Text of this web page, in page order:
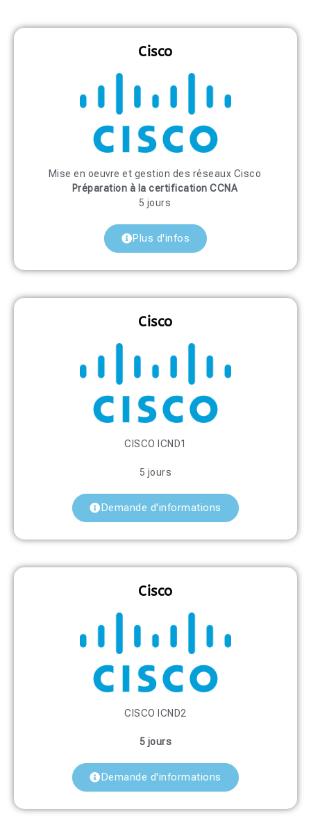
Cisco
Mise en oeuvre et gestion des réseaux Cisco
Préparation à la certification CCNA
5 jours
Plus d'infos
Cisco
CISCO ICND1
5 jours
Demande d'informations
Cisco
CISCO ICND2
5 jours
Demande d'informations